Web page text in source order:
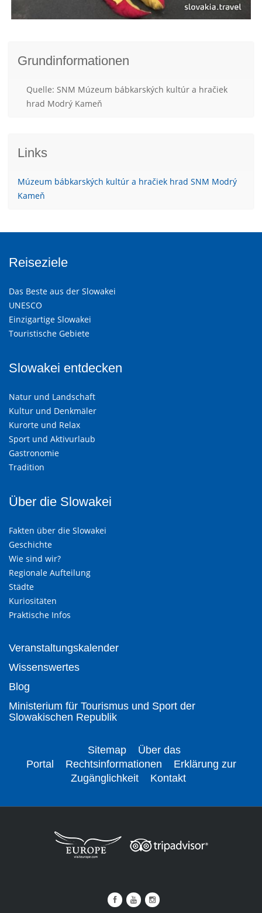
Grundinformationen
Quelle: SNM Múzeum bábkarských kultúr a hračiek
hrad Modrý Kameň
Links
Múzeum bábkarských kultúr a hračiek hrad SNM Modrý
Kameň
Reiseziele
Das Beste aus der Slowakei
UNESCO
Einzigartige Slowakei
Touristische Gebiete
Slowakei entdecken
Natur und Landschaft
Kultur und Denkmäler
Kurorte und Relax
Sport und Aktivurlaub
Gastronomie
Tradition
Über die Slowakei
Fakten über die Slowakei
Geschichte
Wie sind wir?
Regionale Aufteilung
Städte
Kuriositäten
Praktische Infos
Veranstaltungskalender
Wissenswertes
Blog
Ministerium für Tourismus und Sport der
Slowakischen Republik
Sitemap
Über das
Portal
Rechtsinformationen
Erklärung zur
Zugänglichkeit
Kontakt